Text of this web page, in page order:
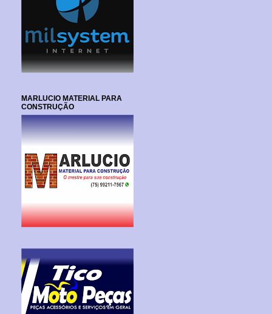
MARLUCIO MATERIAL PARA
CONSTRUÇÃO